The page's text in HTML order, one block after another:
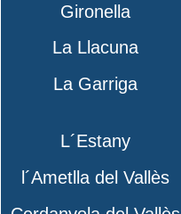
Gironella
La Llacuna
La Garriga
L´Estany
l´Ametlla del Vallès